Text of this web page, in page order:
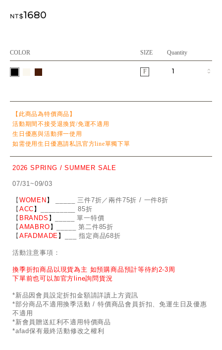
NT$1680
COLOR SIZE Quantity
F
【此商品為特價商品】
活動期間不接受退換貨/免運不適用
生日優惠與活動擇一使用
如需使用生日優惠請私訊官方line單獨下單
2026 SPRING / SUMMER SALE
07/31~09/03
【 WOMEN 】
___ 三件7折／兩件75折 / 一件8折
【 ACC 】
____ 85折
【 BRANDS 】
_ 單一特價
【 AMABRO 】
_ 第二件85折
【 AFADMADE 】 ___ 指定商品68折
活動注意事項：
換季折扣商品以現貨為主 如預購商品預計等待約2-3周
下單前也可以加官方line詢問貨況
*新品因會員設定折扣金額請詳讀上方資訊
*部分商品不適用換季活動 / 特價商品會員折扣、免運生日及優惠
不適用
*新會員贈送紅利不適用特價商品
*afad保有最終活動修改之權利